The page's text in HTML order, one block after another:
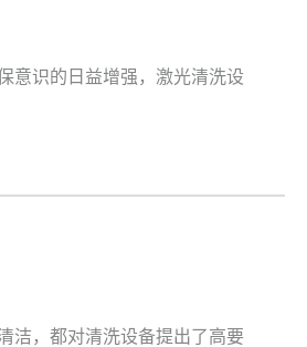
意识的日益增强，激光清洗设
洁，都对清洗设备提出了高要